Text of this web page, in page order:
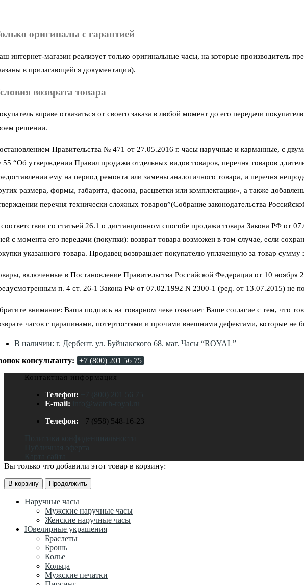
оригиналы с гарантией
интернет-магазин реализует только оригинальные часы, на которые производитель
в прилагающейся документации).
возврата товара
вправе отказаться от своего заказа в любой момент до его передачи
решении.
Правительства № 471 от 27.05.2016 г. часы наручные и карманные, с
“Об утверждении Правил продажи отдельных видов товаров, перечня товаров
ему на период ремонта или замены аналогичного товара, и перечня
размера, формы, габарита, фасона, расцветки или комплектации», а также
перечня технически сложных товаров”(Собрание законодательства
со статьей 26.1 о дистанционном способе продажи товара Закона РФ от
с момента его передачи (покупки): возврат товара возможен в том случае, если
указанного товара. Продавец возвращает покупателю уплаченную за товар
включенные в Постановление Правительства Российской Федерации от 10
п. 4 ст. 26-1 Закона РФ от 07.02.1992 N 2300-1 (ред. от 13.07.2015) не
внимание: Ваша подпись на товарном чеке означает Ваше согласие с тем, что
часов с царапинами, потертостями и прочими внешними дефектами, которые не
В наличии: г. Дербент. ул. Буйнакского 68. маг. Часы “ROYAL”
консультанту: +7 (800) 201 56 75
Контактная информация
Телефон:
+7 (800) 201 56 75
E-mail:
Телефон: +7 (958) 548-16-23
Карта сайта
Вы только что добавили этот товар в корзину:
В корзину Продолжить
Наручные часы
Мужские наручные часы
Женские наручные часы
Ювелирные украшения
Браслеты
Брошь
Колье
Кольца
Мужские печатки